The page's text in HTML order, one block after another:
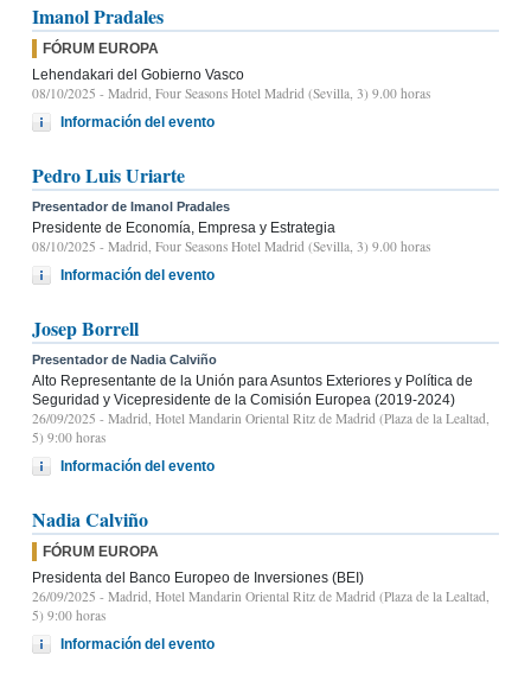
Imanol Pradales
FÓRUM EUROPA
Lehendakari del Gobierno Vasco
08/10/2025 - Madrid, Four Seasons Hotel Madrid (Sevilla, 3) 9.00 horas
Información del evento
Pedro Luis Uriarte
Presentador de Imanol Pradales
Presidente de Economía, Empresa y Estrategia
08/10/2025 - Madrid, Four Seasons Hotel Madrid (Sevilla, 3) 9.00 horas
Información del evento
Josep Borrell
Presentador de Nadia Calviño
Alto Representante de la Unión para Asuntos Exteriores y Política de
Seguridad y Vicepresidente de la Comisión Europea (2019-2024)
26/09/2025 - Madrid, Hotel Mandarin Oriental Ritz de Madrid (Plaza de la Lealtad,
5) 9:00 horas
Información del evento
Nadia Calviño
FÓRUM EUROPA
Presidenta del Banco Europeo de Inversiones (BEI)
26/09/2025 - Madrid, Hotel Mandarin Oriental Ritz de Madrid (Plaza de la Lealtad,
5) 9:00 horas
Información del evento